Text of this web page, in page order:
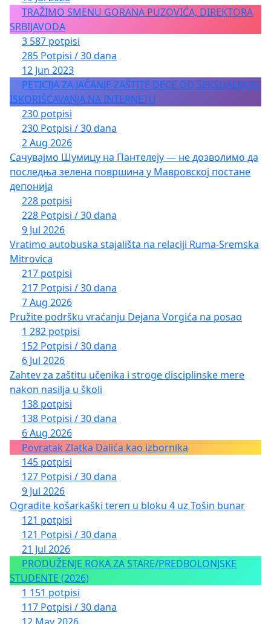
TRAŽIMO SMENU GORANA PUZOVIĆA, DIREKTORA
SRBIJAVODA
3 587 potpisi
285 Potpisi / 30 dana
12 Jun 2023
PETICIJA ZA JAČANJE ZAŠTITE DECE OD SEKSUALNOG
ISKORIŠĆAVANJA NA INTERNETU
230 potpisi
230 Potpisi / 30 dana
2 Aug 2026
Сачувајмо Шумицу на Пантелеју — не дозволимо да
последња зелена површина у Мавровској постане
депонија
228 potpisi
228 Potpisi / 30 dana
9 Jul 2026
Vratimo autobuska stajališta na relaciji Ruma-Sremska
Mitrovica
217 potpisi
217 Potpisi / 30 dana
7 Aug 2026
Pružite podršku vraćanju Dejana Vorgića na posao
1 282 potpisi
152 Potpisi / 30 dana
6 Jul 2026
Zahtev za zaštitu učenika i stroge disciplinske mere
nakon nasilja u školi
138 potpisi
138 Potpisi / 30 dana
6 Aug 2026
Povratak Zlatka Dalića kao izbornika
145 potpisi
127 Potpisi / 30 dana
9 Jul 2026
Ogradite košarkaški teren u bloku 4 uz Tošin bunar
121 potpisi
121 Potpisi / 30 dana
21 Jul 2026
PRODUŽENJE ROKA ZA STARE/PREDBOLONJSKE
STUDENTE (2026)
1 151 potpisi
117 Potpisi / 30 dana